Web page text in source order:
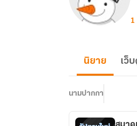
1
นิยาย เว็
นามปากกา